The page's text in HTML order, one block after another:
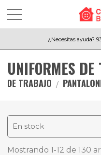
¿Necesitas ayuda?
UNIFORMES
DE TRABAJO
En stock
Mostrando 1-12 de 130